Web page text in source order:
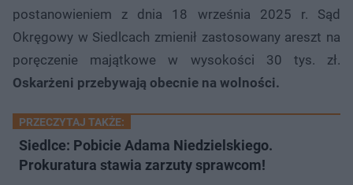
postanowieniem z dnia 18 września 2025 r. Sąd
Okręgowy w Siedlcach zmienił zastosowany areszt na
poręczenie majątkowe w wysokości 30 tys. zł.
Oskarżeni przebywają obecnie na wolności.
PRZECZYTAJ TAKŻE:
Siedlce: Pobicie Adama Niedzielskiego.
Prokuratura stawia zarzuty sprawcom!